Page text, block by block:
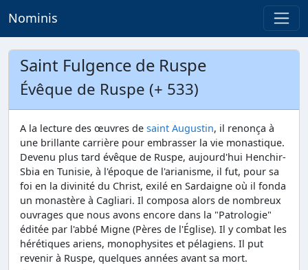
Nominis
Saint Fulgence de Ruspe
Évêque de Ruspe (+ 533)
A la lecture des œuvres de saint Augustin, il renonça à
une brillante carrière pour embrasser la vie monastique.
Devenu plus tard évêque de Ruspe, aujourd'hui Henchir-
Sbia en Tunisie, à l'époque de l'arianisme, il fut, pour sa
foi en la divinité du Christ, exilé en Sardaigne où il fonda
un monastère à Cagliari. Il composa alors de nombreux
ouvrages que nous avons encore dans la "Patrologie"
éditée par l'abbé Migne (Pères de l'Église). Il y combat les
hérétiques ariens, monophysites et pélagiens. Il put
revenir à Ruspe, quelques années avant sa mort.